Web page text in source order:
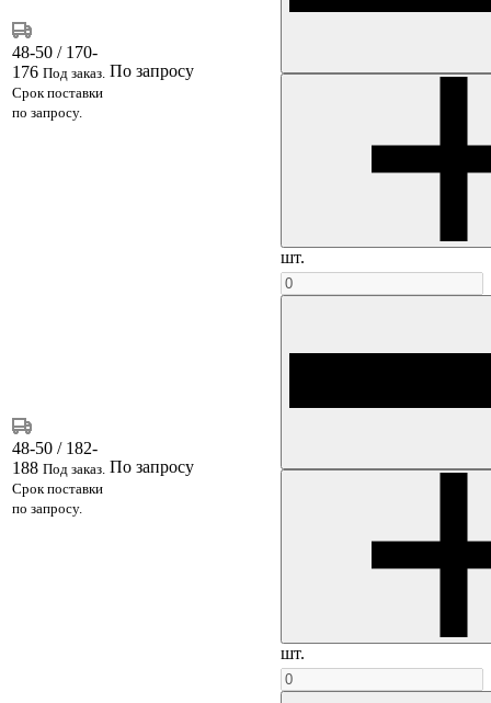
48-50 / 170-
176 Под заказ.
Срок поставки
по запросу.
По запросу
шт.
48-50 / 182-
188 Под заказ.
Срок поставки
по запросу.
По запросу
шт.